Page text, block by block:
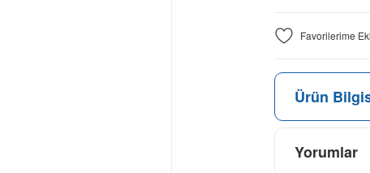
Ürün
Yorumlar